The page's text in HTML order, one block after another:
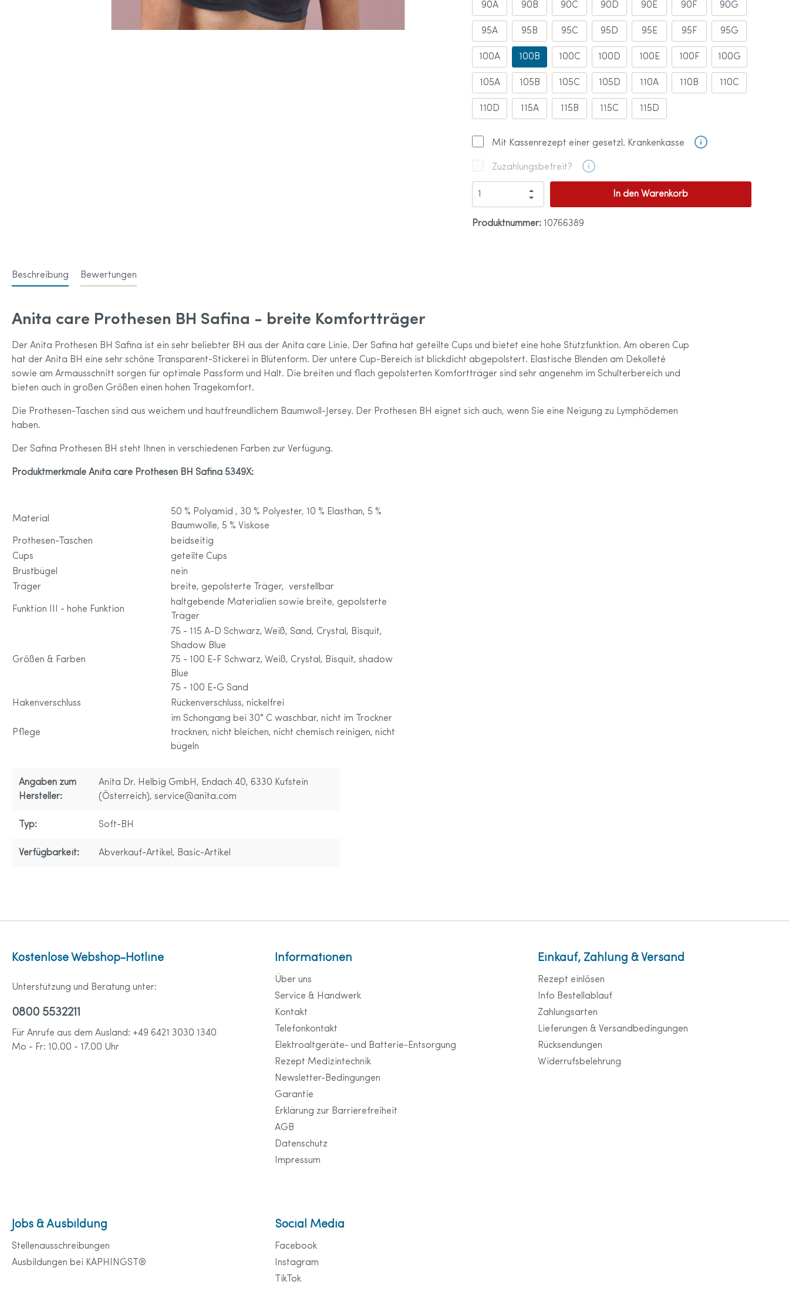
Anita Sport-Kollektion
Anita care Größentabelle
90A 90B 90C 90D 90E 90F 90G
95A 95B 95C 95D 95E 95F 95G
100A 100B 100C 100D 100E 100F 100G
105A 105B 105C 105D 110A 110B 110C
110D 115A 115B 115C 115D
Mit Kassenrezept einer gesetzl. Krankenkasse
Zuzahlungsbefreit?
In den Warenkorb
Produktnummer: 10766389
Beschreibung Bewertungen
Anita care Prothesen BH Safina - breite Komfortträger
Der Anita Prothesen BH Safina ist ein sehr beliebter BH aus der Anita care Linie. Der Safina hat geteilte Cups und bietet eine hohe Stützfunktion. Am oberen Cup
hat der Anita BH eine sehr schöne Transparent-Stickerei in Blütenform. Der untere Cup-Bereich ist blickdicht abgepolstert. Elastische Blenden am Dekolleté
sowie am Armausschnitt sorgen für optimale Passform und Halt. Die breiten und flach gepolsterten Komfortträger sind sehr angenehm im Schulterbereich und
bieten auch in großen Größen einen hohen Tragekomfort.
Die Prothesen-Taschen sind aus weichem und hautfreundlichem Baumwoll-Jersey. Der Prothesen BH eignet sich auch, wenn Sie eine Neigung zu Lymphödemen
haben.
Der Safina Prothesen BH steht Ihnen in verschiedenen Farben zur Verfügung.
Produktmerkmale Anita care Prothesen BH Safina 5349X:
Material
50 % Polyamid , 30 % Polyester, 10 % Elasthan, 5 %
Baumwolle, 5 % Viskose
Prothesen-Taschen
beidseitig
Cups
geteilte Cups
Brustbügel
nein
Träger
breite, gepolsterte Träger, verstellbar
Funktion III - hohe Funktion
haltgebende Materialien sowie breite, gepolsterte
Träger
Größen & Farben
75 - 115 A-D Schwarz, Weiß, Sand, Crystal, Bisquit,
Shadow Blue
75 - 100 E-F Schwarz, Weiß, Crystal, Bisquit, shadow
Blue
75 - 100 E-G Sand
Hakenverschluss
Rückenverschluss, nickelfrei
Pflege
im Schongang bei 30° C waschbar, nicht im Trockner
trocknen, nicht bleichen, nicht chemisch reinigen, nicht
bügeln
Angaben zum
Hersteller:
Anita Dr. Helbig GmbH, Endach 40, 6330 Kufstein
(Österreich), service@anita.com
Typ: Soft-BH
Verfügbarkeit: Abverkauf-Artikel , Basic-Artikel
Kostenlose Webshop-Hotline
Unterstützung und Beratung unter:
0800 5532211
Für Anrufe aus dem Ausland: +49 6421 3030 1340
Mo - Fr: 10.00 - 17.00 Uhr
Informationen
Über uns
Service & Handwerk
Kontakt
Telefonkontakt
Elektroaltgeräte- und Batterie-Entsorgung
Rezept Medizintechnik
Newsletter-Bedingungen
Garantie
Erklärung zur Barrierefreiheit
AGB
Datenschutz
Impressum
Einkauf, Zahlung & Versand
Rezept einlösen
Info Bestellablauf
Zahlungsarten
Lieferungen & Versandbedingungen
Rücksendungen
Widerrufsbelehrung
Jobs & Ausbildung
Stellenausschreibungen
Ausbildungen bei KAPHINGST®
Social Media
Facebook
Instagram
TikTok